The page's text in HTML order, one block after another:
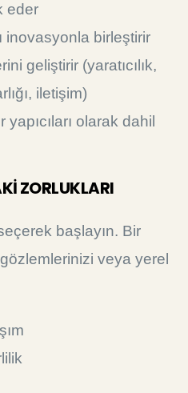
eder
inovasyonla birleştirir
geliştirir (yaratıcılık,
iletişim)
olarak dahil
ZORLUKLARI
başlayın. Bir
veya yerel